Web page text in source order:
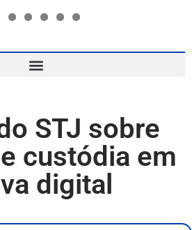
STJ sobre
custódia em
digital